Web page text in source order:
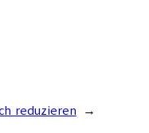
reduzieren →